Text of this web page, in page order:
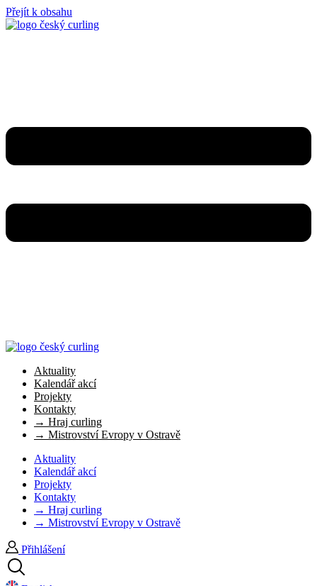
Přejít k obsahu
Aktuality
Kalendář akcí
Projekty
Kontakty
→ Hraj curling
→ Mistrovství Evropy v Ostravě
Aktuality
Kalendář akcí
Projekty
Kontakty
→ Hraj curling
→ Mistrovství Evropy v Ostravě
Přihlášení